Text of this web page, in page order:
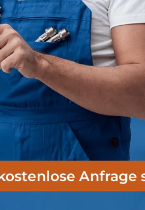
Anfrage